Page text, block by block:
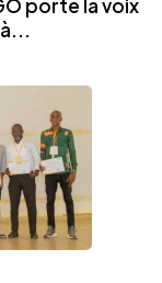
porte la voix